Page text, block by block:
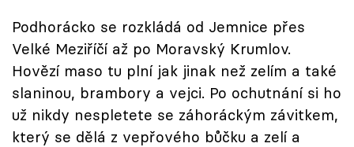
Přihlášení
Sledujte nás
Podhorácko se rozkládá od Jemnice přes
Velké Meziříčí až po Moravský Krumlov.
Hovězí maso tu plní jak jinak než zelím a také
slaninou, brambory a vejci. Po ochutnání si ho
už nikdy nespletete se záhoráckým závitkem,
který se dělá z vepřového bůčku a zelí a